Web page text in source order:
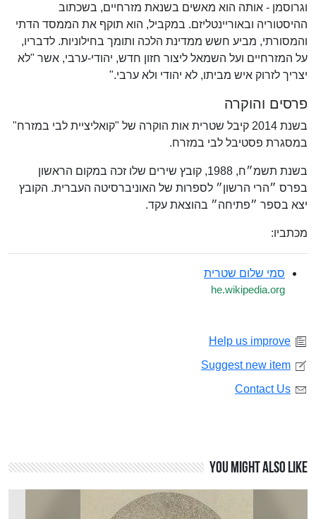
וגרוסמן - אותה הוא מאשים בשנאת מזרחיים, בשכתוב
ההיסטוריה ובאוריינטליזם. במקביל, הוא תוקף את הממסד הדתי
והמסורתי, מביע חשש ממדינת הלכה ותומך בחילוניות. לדבריו,
על המזרחיים ועל השמאל ליצור חזון חדש, יהודי-ערבי, אשר "לא
יצריך לזרוק איש מביתו, לא יהודי ולא ערבי."
פרסים והוקרה
בשנת 2014 קיבל שטרית אות הוקרה של "קואליציית לבי במזרח"
במסגרת פסטיבל לבי במזרח.
בשנת תשמ״ח, 1988, קובץ שירים שלו זכה במקום הראשון
בפרס ״הרי הרשון״ לספרות של האוניברסיטה העברית. הקובץ
יצא בספר ״פתיחה״ בהוצאת עקד.
מכּתביו:
סמי שלום שטרית
he.wikipedia.org
Help us improve
Suggest new item
Contact Us
You might also like